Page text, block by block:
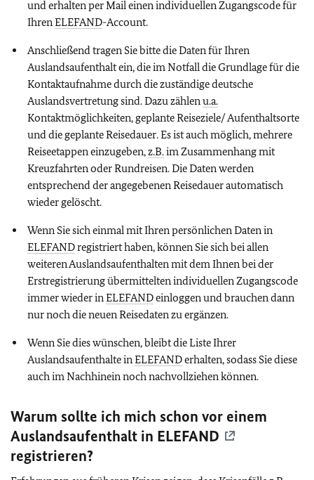
und erhalten per Mail einen individuellen Zugangscode für
IhrenELEFAND-Account.
Anschließend tragen Sie bitte die Daten für Ihren
Auslandsaufenthalt ein, die im Notfall die Grundlage für die
Kontaktaufnahme durch die zuständige deutsche
Auslandsvertretung sind. Dazu zählenu.a.
Kontaktmöglichkeiten, geplante Reiseziele/ Aufenthaltsorte
und die geplante Reisedauer. Es ist auch möglich, mehrere
Reiseetappen einzugeben,z.B.im Zusammenhang mit
Kreuzfahrten oder Rundreisen. Die Daten werden
entsprechend der angegebenen Reisedauer automatisch
wieder gelöscht.
Wenn Sie sich einmal mit Ihren persönlichen Daten in
ELEFANDregistriert haben, können Sie sich bei allen
weiteren Auslandsaufenthalten mit dem Ihnen bei der
Erstregistrierung übermittelten individuellen Zugangscode
immer wieder inELEFANDeinloggen und brauchen dann
nur noch die neuen Reisedaten zu ergänzen.
Wenn Sie dies wünschen, bleibt die Liste Ihrer
Auslandsaufenthalte inELEFANDerhalten, sodass Sie diese
auch im Nachhinein noch nachvollziehen können.
Warum sollte ich mich schon vor einem
Auslandsaufenthalt in ELEFAND
registrieren?